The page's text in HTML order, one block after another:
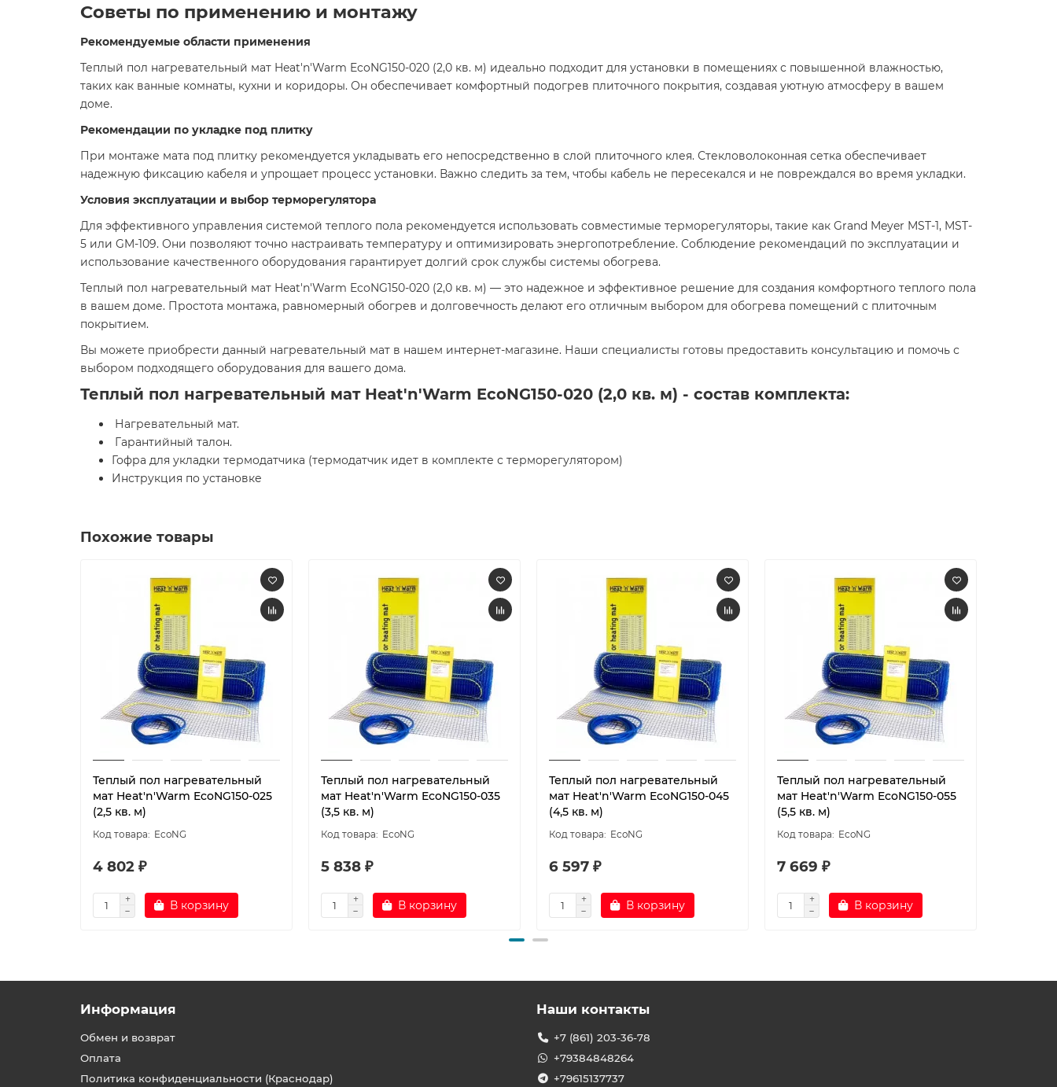
Советы по применению и монтажу
Рекомендуемые области применения
Теплый пол нагревательный мат Heat'n'Warm EcoNG150-020 (2,0 кв. м) идеально подходит для установки в помещениях с повышенной влажностью,
таких как ванные комнаты, кухни и коридоры. Он обеспечивает комфортный подогрев плиточного покрытия, создавая уютную атмосферу в вашем
доме.​
Рекомендации по укладке под плитку
При монтаже мата под плитку рекомендуется укладывать его непосредственно в слой плиточного клея. Стекловолоконная сетка обеспечивает
надежную фиксацию кабеля и упрощает процесс установки. Важно следить за тем, чтобы кабель не пересекался и не повреждался во время укладки.​
Условия эксплуатации и выбор терморегулятора
Для эффективного управления системой теплого пола рекомендуется использовать совместимые терморегуляторы, такие как Grand Meyer MST-1, MST-
5 или GM-109. Они позволяют точно настраивать температуру и оптимизировать энергопотребление. Соблюдение рекомендаций по эксплуатации и
использование качественного оборудования гарантирует долгий срок службы системы обогрева.​
Теплый пол нагревательный мат Heat'n'Warm EcoNG150-020 (2,0 кв. м) — это надежное и эффективное решение для создания комфортного теплого пола
в вашем доме. Простота монтажа, равномерный обогрев и долговечность делают его отличным выбором для обогрева помещений с плиточным
покрытием.​
Вы можете приобрести данный нагревательный мат в нашем интернет-магазине. Наши специалисты готовы предоставить консультацию и помочь с
выбором подходящего оборудования для вашего дома.
Теплый пол нагревательный мат Heat'n'Warm EcoNG150-020 (2,0 кв. м) - состав комплекта:
Нагревательный мат.
Гарантийный талон.
Гофра для укладки термодатчика (термодатчик идет в комплекте с терморегулятором)
Инструкция по установке
Похожие товары
Теплый пол нагревательный
мат Heat'n'Warm EcoNG150-025
(2,5 кв. м)
EcoNG
4 802 ₽
В корзину
Теплый пол нагревательный
мат Heat'n'Warm EcoNG150-035
(3,5 кв. м)
EcoNG
5 838 ₽
В корзину
Теплый пол нагревательный
мат Heat'n'Warm EcoNG150-045
(4,5 кв. м)
EcoNG
6 597 ₽
В корзину
Теплый пол нагревательный
мат Heat'n'Warm EcoNG150-055
(5,5 кв. м)
EcoNG
7 669 ₽
В корзину
Информация
Обмен и возврат
Оплата
Политика конфиденциальности (Краснодар)
Наши контакты
+7 (861) 203-36-78
+79384848264
+79615137737